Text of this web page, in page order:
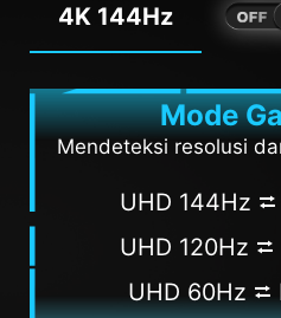
4K 144Hz
Mode
Mendeteksi resolusi
UHD 144Hz
UHD 120Hz
UHD 60Hz ⮂